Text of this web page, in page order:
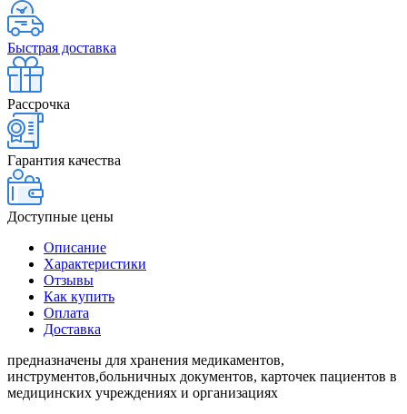
Быстрая доставка
Рассрочка
Гарантия качества
Доступные цены
Описание
Характеристики
Отзывы
Как купить
Оплата
Доставка
предназначены для хранения медикаментов,
инструментов,больничных документов, карточек пациентов в
медицинских учреждениях и организациях